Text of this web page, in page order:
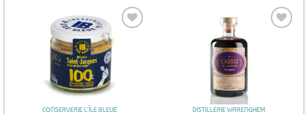
CONSERVERIE L'ÎLE BLEUE DISTILLERIE WARENGHEM